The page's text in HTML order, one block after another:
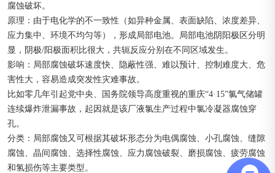
腐蚀破坏。
原理：由于电化学的不一致性（如异种金属、表面缺陷、浓度差异、
应力集中、环境不均匀等），形成局部电池。局部电池阴阳极区分明
显，阴极/阳极面积比很大，共轭反应分别在不同区域发生。
影响：局部腐蚀破坏速度快、隐蔽性强、难以预计、控制难度大、危
害性大，容易造成突发性灾难事故。
比如零几年引起党中央、国务院领导高度重视的重庆“4·15”氯气储罐
连续爆炸泄漏事故，起因就是该厂液氯生产过程中氯冷凝器腐蚀穿
孔。
分类：局部腐蚀又可根据其破坏形态分为电偶腐蚀、小孔腐蚀、缝隙
腐蚀、晶间腐蚀、选择性腐蚀、应力腐蚀破裂、磨损腐蚀、疲劳腐蚀
和氢损伤等主要类型。